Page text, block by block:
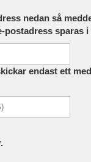
nedan så
postadress sparas i
endast ett